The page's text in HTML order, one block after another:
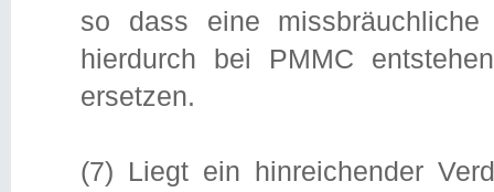
so dass eine
hierdurch bei PMMC
ersetzen.
(7) Liegt ein hinreichender